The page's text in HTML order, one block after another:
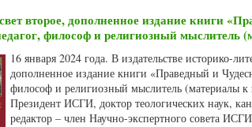
второе, дополненное издание книги
философ и религиозный мыслитель
16 января 2024 года. В издательстве историко-
дополненное издание книги «Праведный и
философ и религиозный мыслитель (материалы
Президент ИСГИ, доктор теологических наук,
редактор – член Научно-экспертного совета